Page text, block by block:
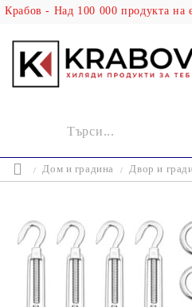
Дом и градина Двор и